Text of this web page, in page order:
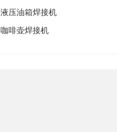
液压油箱焊接机
咖啡壶焊接机